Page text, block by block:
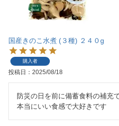
国産きのこ水煮 (３種) ２４０g
購入者
投稿日 2025/08/18
防災の日を前に備蓄食料の補充
本当にいい食感で大好きです